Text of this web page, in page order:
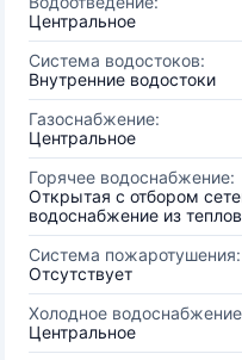
Центральное
Система водостоков:
Внутренние водостоки
Газоснабжение:
Центральное
Горячее водоснабжение:
Открытая с отбором
водоснабжение из
Система пожаротушения:
Отсутствует
Холодное
Центральное